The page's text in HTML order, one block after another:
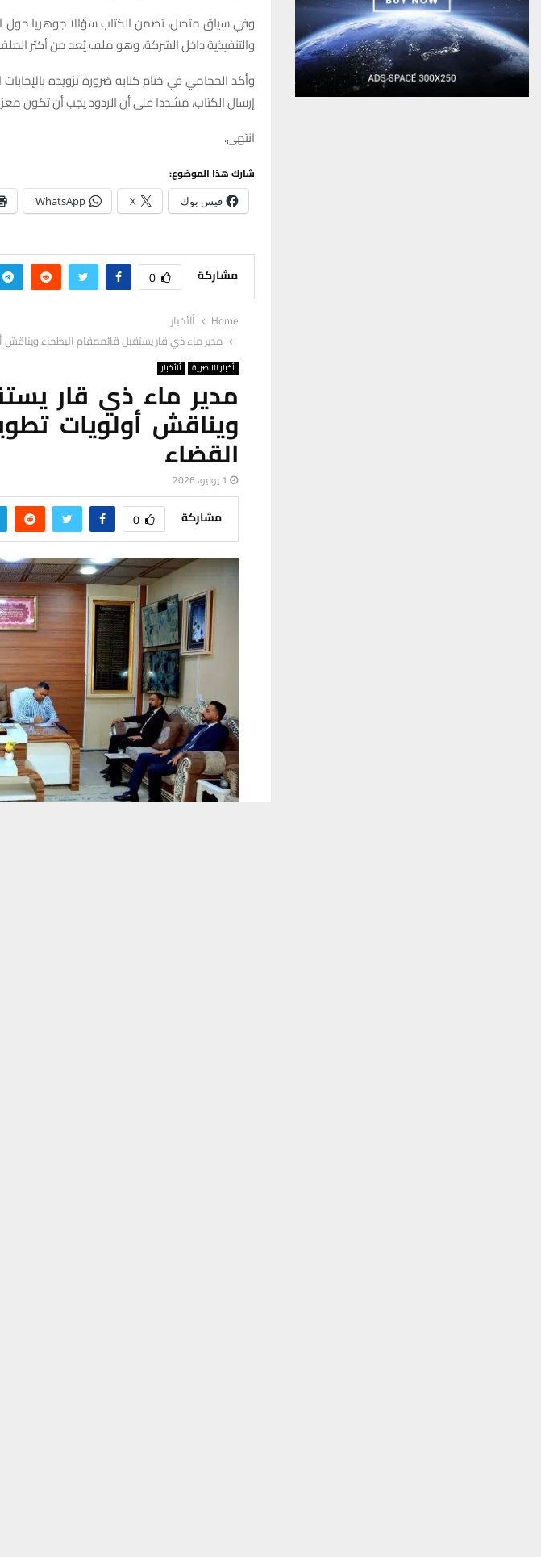
وفي سياق متصل، تضمن الكتاب سؤالا جوهريا حول
والتنفيذية داخل الشركة، وهو ملف يُعد من أكثر
وأكد الحجامي في ختام كتابه ضرورة تزويده
إرسال الكتاب، مشددا على أن الردود يجب أن تكون
انتهى.
شارك هذا الموضوع:
فيس بوك X
WhatsApp
مشاركة 0
Home
ألأخبار
مدير ماء ذي قار يستقبل قائممقام البطحاء ويناقش
أخبار الناصرية ألأخبار
مدير ماء ذي قار
ويناقش أولويات
القضاء
1 يونيو، 2026
مشاركة 0